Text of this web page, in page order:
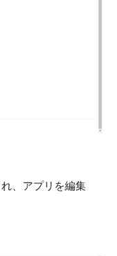
、アプリを編集